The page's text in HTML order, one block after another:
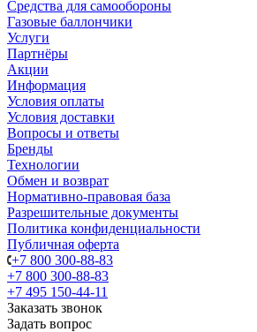
Средства для самообороны
Газовые баллончики
Услуги
Партнёры
Акции
Информация
Условия оплаты
Условия доставки
Вопросы и ответы
Бренды
Технологии
Обмен и возврат
Нормативно-правовая база
Разрешительные документы
Политика конфиденциальности
Публичная оферта
+7 800 300-88-83
+7 800 300-88-83
+7 495 150-44-11
Заказать звонок
Задать вопрос